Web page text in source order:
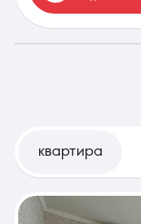
квартира